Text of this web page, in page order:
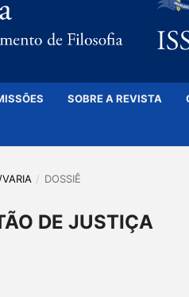
SOBRE A REVISTA
/ DOSSIÊ
DE JUSTIÇA